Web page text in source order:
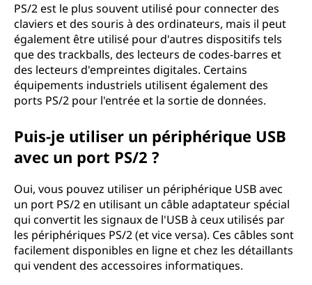
PS/2 est le plus souvent utilisé pour connecter des
claviers et des souris à des ordinateurs, mais il peut
également être utilisé pour d'autres dispositifs tels
que des trackballs, des lecteurs de codes-barres et
des lecteurs d'empreintes digitales. Certains
équipements industriels utilisent également des
ports PS/2 pour l'entrée et la sortie de données.
Puis-je utiliser un périphérique USB
avec un port PS/2 ?
Oui, vous pouvez utiliser un périphérique USB avec
un port PS/2 en utilisant un câble adaptateur spécial
qui convertit les signaux de l'USB à ceux utilisés par
les périphériques PS/2 (et vice versa). Ces câbles sont
facilement disponibles en ligne et chez les détaillants
qui vendent des accessoires informatiques.